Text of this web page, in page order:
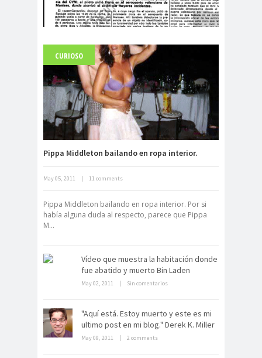
Fuerte abandonado del siglo XIX
ciencia para triunfar en el comercio
electrónico
abandonado
CURIOSO
Pippa Middleton bailando en ropa interior.
May 05, 2011 | 11 comments
Pippa Middleton bailando en ropa interior. Por si
había alguna duda al respecto, parece que Pippa
M...
Vídeo que muestra la habitación donde
fue abatido y muerto Bin Laden
May 02, 2011 | Sin comentarios
"Aquí está. Estoy muerto y este es mi
ultimo post en mi blog." Derek K. Miller
May 09, 2011 | 2 comments